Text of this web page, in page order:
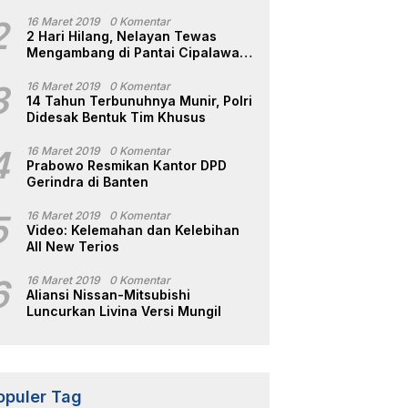
16 Maret 2019 0 Komentar
2 Hari Hilang, Nelayan Tewas
Mengambang di Pantai Cipalawah
16 Maret 2019 0 Komentar
14 Tahun Terbunuhnya Munir, Polri
Didesak Bentuk Tim Khusus
16 Maret 2019 0 Komentar
Prabowo Resmikan Kantor DPD
Gerindra di Banten
16 Maret 2019 0 Komentar
Video: Kelemahan dan Kelebihan
All New Terios
16 Maret 2019 0 Komentar
Aliansi Nissan-Mitsubishi
Luncurkan Livina Versi Mungil
Tag